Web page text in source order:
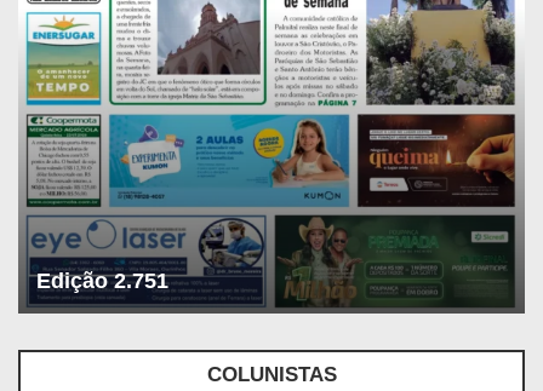
Edição 2.751
COLUNISTAS